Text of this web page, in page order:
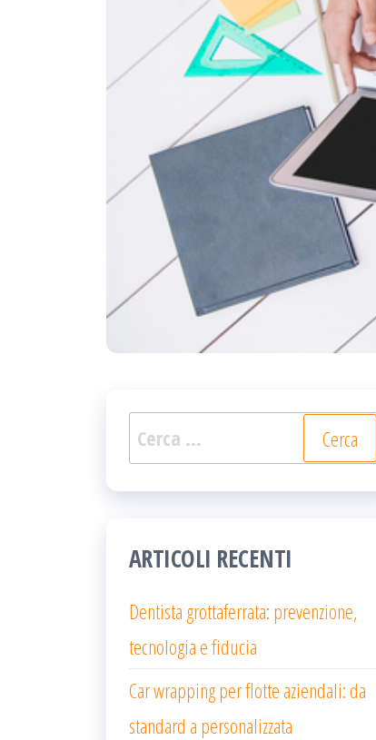
Ricerca
per:
ARTICOLI RECENTI
Dentista grottaferrata: prevenzione,
tecnologia e fiducia
Car wrapping per flotte aziendali: da
standard a personalizzata